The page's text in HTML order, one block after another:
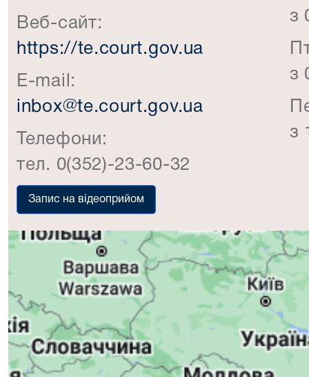
Веб-сайт:
https://te.court.gov.ua
E-mail:
inbox@te.court.gov.ua
Телефони:
тел. 0(352)-23-60-32
Запис на відеоприйом
з
з
з